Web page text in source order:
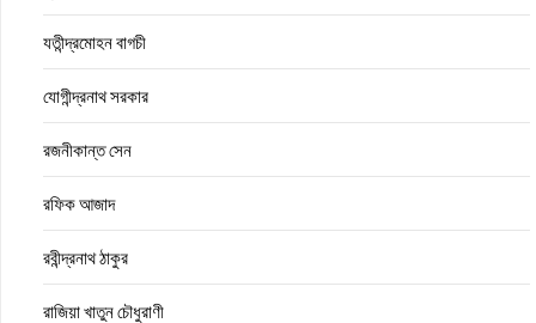
যতীন্দ্রমোহন বাগচী
যোগীন্দ্রনাথ সরকার
রজনীকান্ত সেন
রফিক আজাদ
রবীন্দ্রনাথ ঠাকুর
রাজিয়া খাতুন চৌধুরাণী